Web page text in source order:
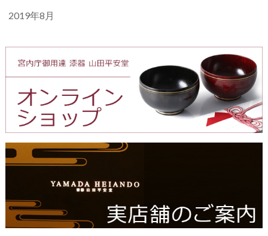
2019年8月